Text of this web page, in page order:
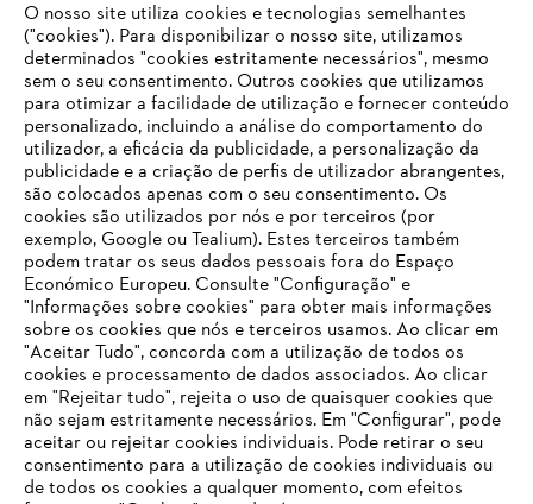
Opções de pagamento
Empresa
FAQs Loja Online
Contacto
O SEU NAVEGADOR NÃO SUPORTA
ESTE WEBSITE
Está utilizar um navegador que ainda não suportamos. Para
obter o melhor uso de nosso site, recomendamos que altere
para um dos seguintes navegadores:
O nosso site utiliza cookies e tecnologias semelhantes
("cookies"). Para disponibilizar o nosso site, utilizamos
determinados "cookies estritamente necessários", mesmo
sem o seu consentimento. Outros cookies que utilizamos
para otimizar a facilidade de utilização e fornecer conteúdo
personalizado, incluindo a análise do comportamento do
utilizador, a eficácia da publicidade, a personalização da
publicidade e a criação de perfis de utilizador abrangentes,
são colocados apenas com o seu consentimento. Os
cookies são utilizados por nós e por terceiros (por
exemplo, Google ou Tealium). Estes terceiros também
podem tratar os seus dados pessoais fora do Espaço
Económico Europeu. Consulte "Configuração" e
"Informações sobre cookies" para obter mais informações
sobre os cookies que nós e terceiros usamos. Ao clicar em
"Aceitar Tudo", concorda com a utilização de todos os
cookies e processamento de dados associados. Ao clicar
em "Rejeitar tudo", rejeita o uso de quaisquer cookies que
não sejam estritamente necessários. Em "Configurar", pode
aceitar ou rejeitar cookies individuais. Pode retirar o seu
consentimento para a utilização de cookies individuais ou
de todos os cookies a qualquer momento, com efeitos